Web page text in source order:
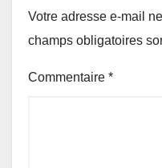
Votre adresse e-mail
champs obligatoires
Commentaire *